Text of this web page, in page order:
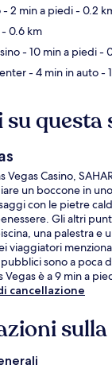
- 2 min a piedi- 0.2
- 0.6 km
- 10 min a piedi-
- 4 min in auto-
Vegas Casino,
un boccone in
con le pietre
Gli altri
una palestra e
viaggiatori
sono a poca
Vegas è a 9 min a
cancellazione